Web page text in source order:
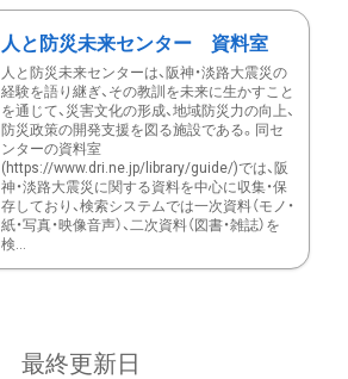
人と防災未来センター 資料室
人と防災未来センターは、阪神・淡路大震災の
経験を語り継ぎ、その教訓を未来に生かすこと
を通じて、災害文化の形成、地域防災力の向上、
防災政策の開発支援を図る施設である。同セ
ンターの資料室
(https://www.dri.ne.jp/library/guide/)では、阪
神・淡路大震災に関する資料を中心に収集・保
存しており、検索システムでは一次資料（モノ・
紙・写真・映像音声）、二次資料（図書・雑誌）を
検...
最終更新日